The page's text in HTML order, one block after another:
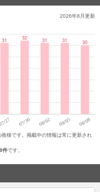
2026年8月更新
移です。掲載中の情報は常に更新され
件です。